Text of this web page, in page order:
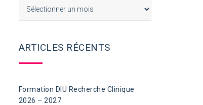
ARTICLES RÉCENTS
Formation DIU Recherche Clinique
2026 – 2027